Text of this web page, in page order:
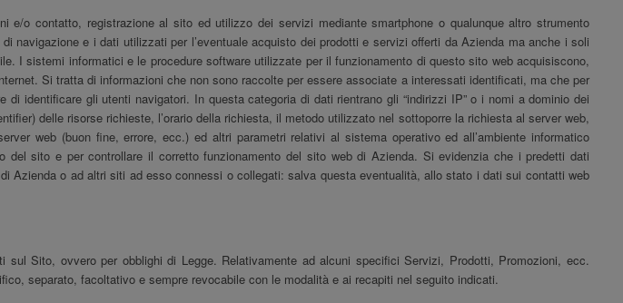
o contatto, registrazione al sito ed utilizzo dei servizi mediante smartphone o qualunque altro strumento
e i dati utilizzati per l’eventuale acquisto dei prodotti e servizi offerti da Azienda ma anche i soli
I sistemi informatici e le procedure software utilizzate per il funzionamento di questo sito web acquisiscono,
Si tratta di informazioni che non sono raccolte per essere associate a interessati identificati, ma che per
identificare gli utenti navigatori. In questa categoria di dati rientrano gli “indirizzi IP” o i nomi a dominio dei
delle risorse richieste, l’orario della richiesta, il metodo utilizzato nel sottoporre la richiesta al server web,
web (buon fine, errore, ecc.) ed altri parametri relativi al sistema operativo ed all’ambiente informatico
sito e per controllare il corretto funzionamento del sito web di Azienda. Si evidenzia che i predetti dati
Azienda o ad altri siti ad esso connessi o collegati: salva questa eventualità, allo stato i dati sui contatti web
Sito, ovvero per obblighi di Legge. Relativamente ad alcuni specifici Servizi, Prodotti, Promozioni, ecc.
separato, facoltativo e sempre revocabile con le modalità e ai recapiti nel seguito indicati.